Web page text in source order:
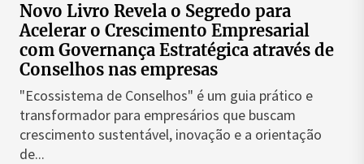
Novo Livro Revela o Segredo para
Acelerar o Crescimento Empresarial
com Governança Estratégica através de
Conselhos nas empresas
"Ecossistema de Conselhos" é um guia prático e
transformador para empresários que buscam
crescimento sustentável, inovação e a orientação
de...